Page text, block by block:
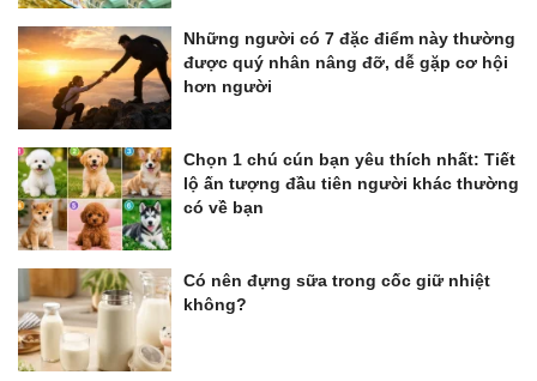
Những người có 7 đặc điểm này thường
được quý nhân nâng đỡ, dễ gặp cơ hội
hơn người
Chọn 1 chú cún bạn yêu thích nhất: Tiết
lộ ấn tượng đầu tiên người khác thường
có về bạn
Có nên đựng sữa trong cốc giữ nhiệt
không?